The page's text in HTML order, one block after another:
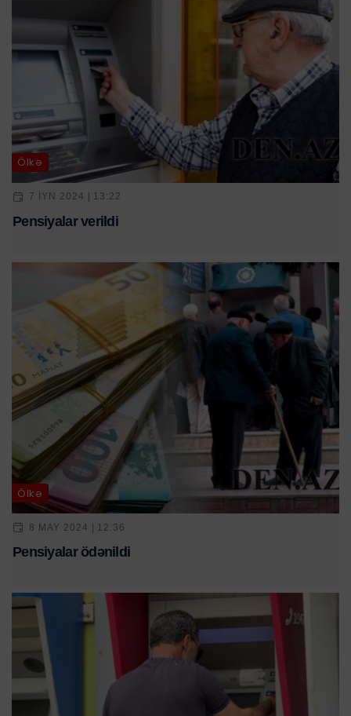
Ölkə
7 IYN 2024 | 13:22
Pensiyalar verildi
Ölkə
8 MAY 2024 | 12:36
Pensiyalar ödənildi